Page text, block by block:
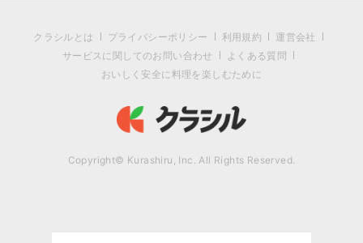
クラシルとは プライバシーポリシー 利用規約
運営会社
サービスに関してのお問い合わせ
よくある質問
おいしく安全に料理を楽しむために
Copyright© Kurashiru, Inc. All Rights Reserved.